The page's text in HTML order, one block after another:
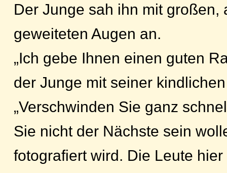
Der Junge sah ihn mit großen,
geweiteten Augen an.
„Ich gebe Ihnen einen guten
der Junge mit seiner
„Verschwinden Sie ganz
Sie nicht der Nächste sein
fotografiert wird. Die Leute